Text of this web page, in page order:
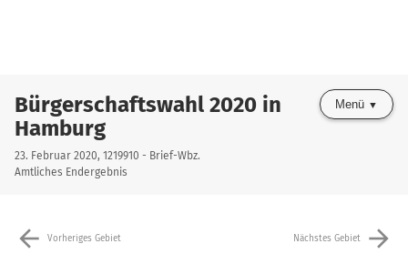
Bürgerschaftswahl 2020 in
Hamburg
23. Februar 2020, 1219910 - Brief-Wbz.
Amtliches Endergebnis
Menü
arrow_back Vorheriges Gebiet Nächstes Gebiet arrow_forward